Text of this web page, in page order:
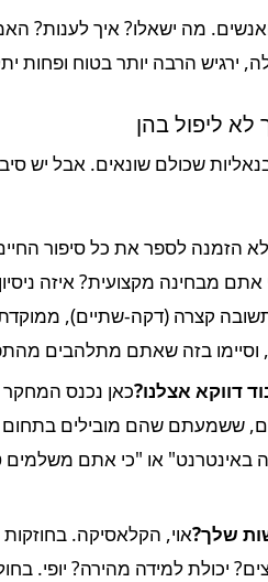
מה ישאלו? איך לענות?
ירגיש הרבה יותר בטוח ופחות
לא ליפול בהן
שכולם שונאים. אבל יש
לא הזמנה לספר את כל סיפור
אתם מבחינה מקצועית? איזה
קצרה (דקה-שתיים),
וסיימו בזה שאתם מתלהבים
דווקא אצלנו?כאן נכנס
ששמעתם שהם מובילים
באינטרנט" או "כי אתם
שלך?אוי, הקלאסיקה.
יכולת למידה מהירה? יופי.